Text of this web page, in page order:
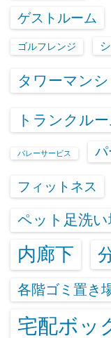
ゲストルーム
ゴルフレンジ
タワーマンシ
トランクル
バレーサービス パ
フィットネス
ペット足洗い
内廊下
各階ゴミ置き
宅配ボッ